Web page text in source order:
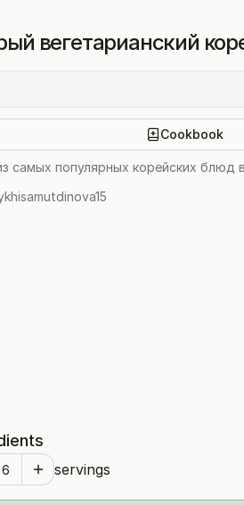
вегетарианский
Cookbook
самых популярных корейских блюд
servings